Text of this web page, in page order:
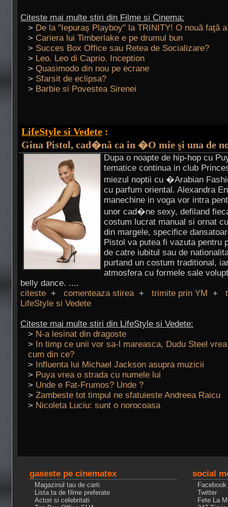
Citeste mai multe stiri din Filme si Cinema:
> De la "Iepuraș Playboy" la TRINITY! O nouă faţă
> Cariera lui Timberlake e pe drumul bun
> Succes Box Office sau Retea de Socializare?
> Leo. Leo di Caprio. Inception
> Quasimodo din nou pe ecrane
> Sfarsit de eclipsa?
> Barbie si Povestea Sirenei
LifeStyle si Vedete :
Gina Pistol, cad�nă ca in �O mie şi una de
Dupa o noapte de hip-hop cu
tematice continua in club
miezul noptii cu �Arabian
cu parfum oriental. Alexandra
manechine in voga vor intra
unor cad�ne sexy, defiland
costum lucrat manual si ornat
din margele, specifice
Pistol va putea fi vazuta pentru
de catre iubitul sau de
purtand un costum traditional,
atmosfera cu formele sale
belly dance. ....
citeste + comenteaza stirea+ trimite prin YM +
LifeStyle si Vedete
Citeste mai multe stiri din LifeStyle si Vedete:
> N-a lesinat din dragoste
> In timp ce unii vor sa-l mareasca, Dudu Steel
cum din ce?
> Influenta lui Michael Jackson asupra muzicii
> Puya vrea o strada cu numele lui
> Unde e Fat-Frumos? Unde ?
> Zambeste tot timpul ne sfatuieste Andreea Raicu
> Nicoleta Luciu: sunt o norocoasa
gaseste pe cinematex
Magazinul tau de carti
Lista ta de filme preferate
Actori si celebritati
social
Facebook
Twitter
Fete La